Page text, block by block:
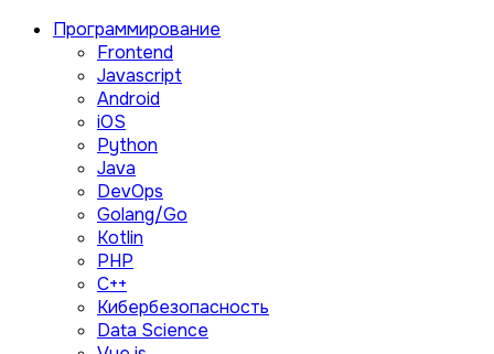
Программирование
Frontend
Javascript
Android
iOS
Python
Java
DevOps
Golang/Go
Kotlin
PHP
C++
Кибербезопасность
Data Science